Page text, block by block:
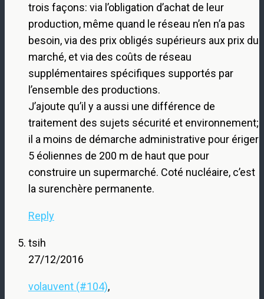
trois façons: via l’obligation d’achat de leur
production, même quand le réseau n’en n’a pas
besoin, via des prix obligés supérieurs aux prix du
marché, et via des coûts de réseau
supplémentaires spécifiques supportés par
l’ensemble des productions.
J’ajoute qu’il y a aussi une différence de
traitement des sujets sécurité et environnement;
il a moins de démarche administrative pour ériger
5 éoliennes de 200 m de haut que pour
construire un supermarché. Coté nucléaire, c’est
la surenchère permanente.
Reply
tsih
27/12/2016
volauvent (#104),